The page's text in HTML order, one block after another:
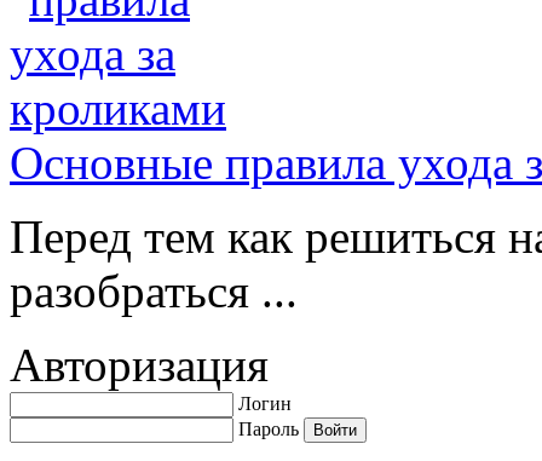
Основные правила ухода
Перед тем как решиться
разобраться ...
Авторизация
Логин
Пароль